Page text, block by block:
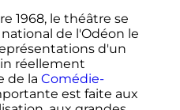
1968, le théâtre se
de l'Odéon le
d'un
réellement
de la Comédie-
est faite aux